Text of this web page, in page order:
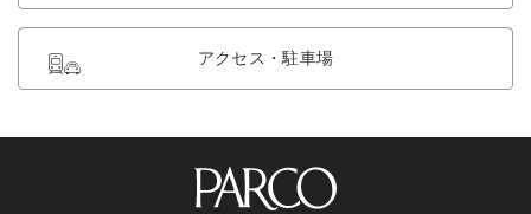
アクセス・駐車場